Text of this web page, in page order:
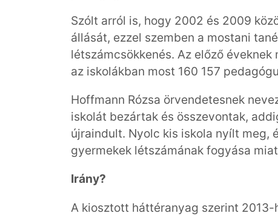
Szólt arról is, hogy 2002 és 2009
állását, ezzel szemben a mostani
létszámcsökkenés. Az előző
az iskolákban most 160 157
Hoffmann Rózsa örvendetesnek
iskolát bezártak és összevontak,
újraindult. Nyolc kis iskola nyílt meg,
gyermekek létszámának fogyása
Irány?
A kiosztott háttéranyag szerint